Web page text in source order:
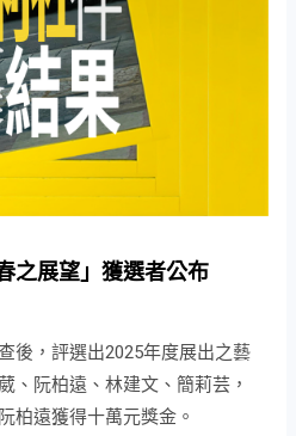
之展望」獲選者公布
後，評選出2025年度展出之藝
、阮柏遠、林建文、簡莉芸，
柏遠獲得十萬元獎金。